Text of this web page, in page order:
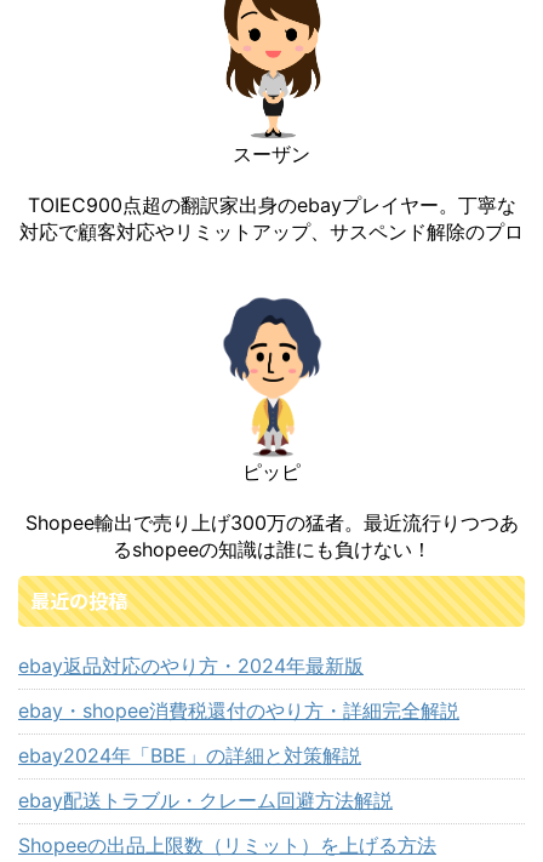
スーザン
TOIEC900点超の翻訳家出身のebayプレイヤー。丁寧な
対応で顧客対応やリミットアップ、サスペンド解除のプロ
ピッピ
Shopee輸出で売り上げ300万の猛者。最近流行りつつあ
るshopeeの知識は誰にも負けない！
最近の投稿
ebay返品対応のやり方・2024年最新版
ebay・shopee消費税還付のやり方・詳細完全解説
ebay2024年「BBE」の詳細と対策解説
ebay配送トラブル・クレーム回避方法解説
Shopeeの出品上限数（リミット）を上げる方法